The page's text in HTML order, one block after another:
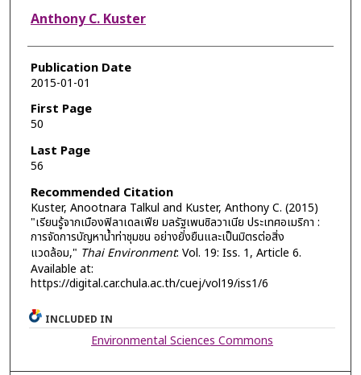
Anthony C. Kuster
Publication Date
2015-01-01
First Page
50
Last Page
56
Recommended Citation
Kuster, Anootnara Talkul and Kuster, Anthony C. (2015)
"เรียนรู้จากเมืองฟิลาเดลเฟีย มลรัฐเพนซิลวาเนีย ประเทศอเมริกา :
การจัดการบัญหาน้ำท่าชุมชน อย่างยั่งยืนและเป็นมิตรต่อสิ่ง
แวดล้อม," Thai Environment: Vol. 19: Iss. 1, Article 6.
Available at:
https://digital.car.chula.ac.th/cuej/vol19/iss1/6
INCLUDED IN
Environmental Sciences Commons